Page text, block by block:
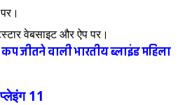
वेबसाइट और ऐप पर।
कप जीतने वाली भारतीय ब्लाइंड महिला
11